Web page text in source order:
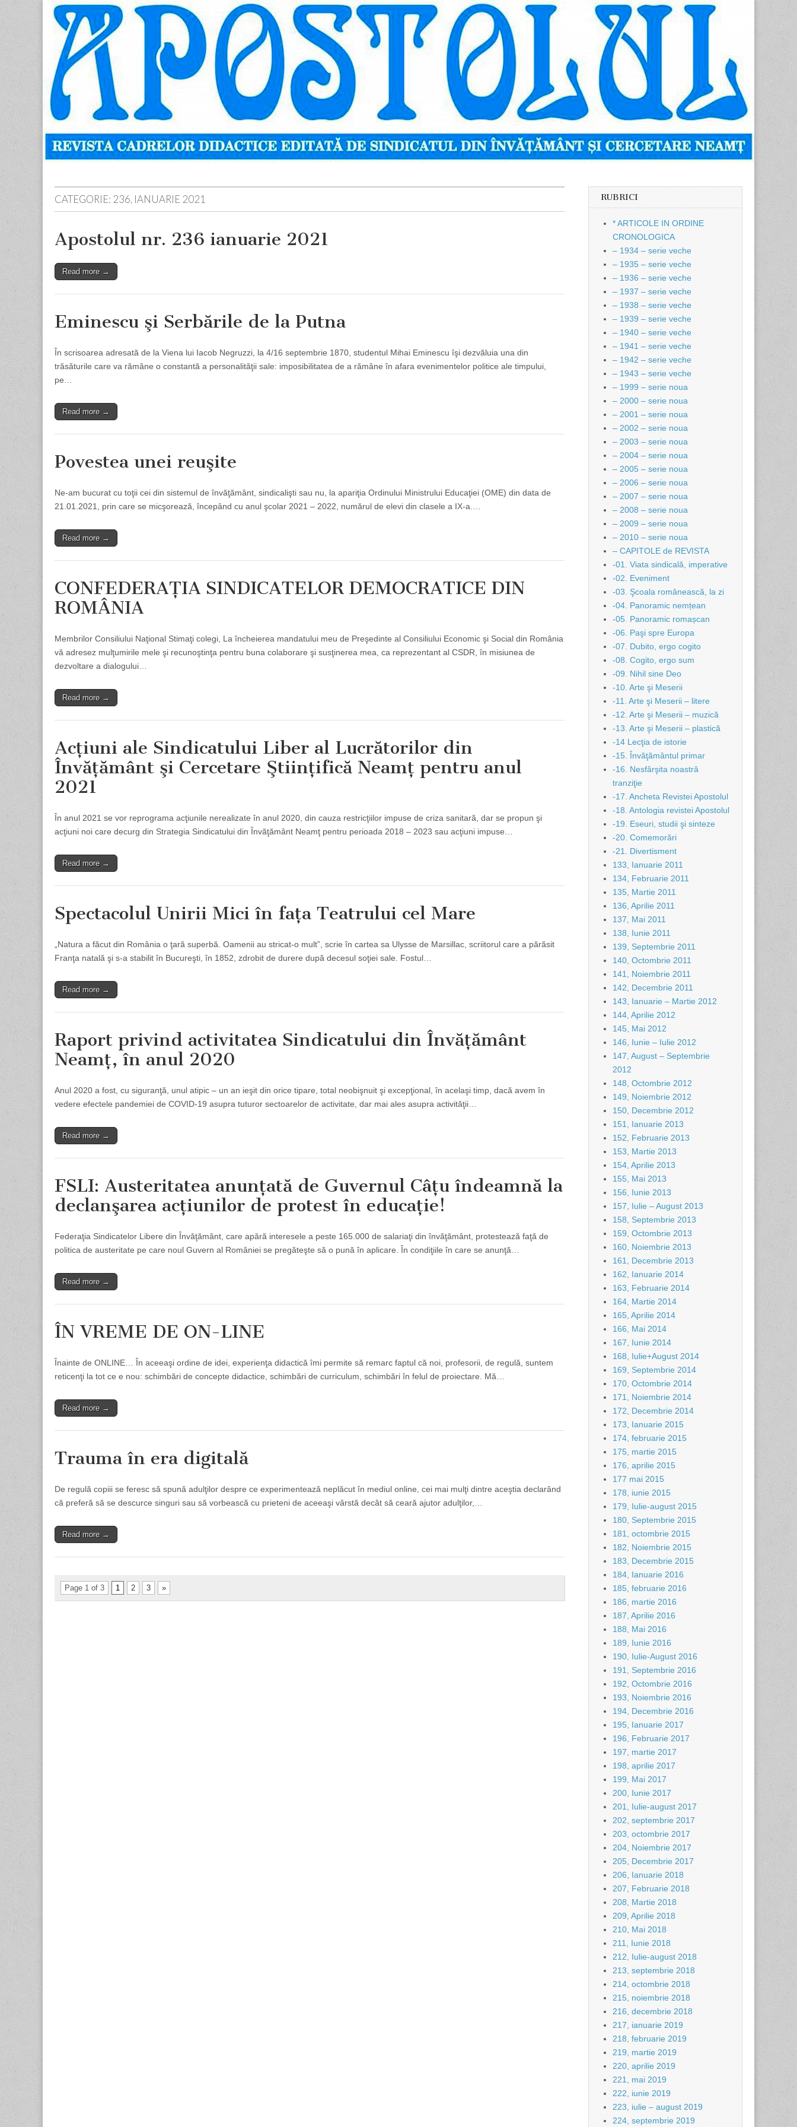
Apostolul
Revista
cadrelor
didactice
din
judetul
Neamt
menu
content
CATEGORIE: 236, IANUARIE 2021
Apostolul nr. 236 ianuarie 2021
Read more →
Eminescu şi Serbările de la Putna
În scrisoarea adresată de la Viena lui Iacob Negruzzi, la 4/16 septembrie 1870, studentul Mihai Eminescu îşi dezvăluia una din
trăsăturile care va rămâne o constantă a personalităţii sale: imposibilitatea de a rămâne în afara evenimentelor politice ale timpului,
pe…
Read more →
Povestea unei reuşite
Ne-am bucurat cu toţii cei din sistemul de învăţământ, sindicalişti sau nu, la apariţia Ordinului Ministrului Educaţiei (OME) din data de
21.01.2021, prin care se micşorează, începând cu anul şcolar 2021 – 2022, numărul de elevi din clasele a IX-a.…
Read more →
CONFEDERAŢIA SINDICATELOR DEMOCRATICE DIN
ROMÂNIA
Membrilor Consiliului Naţional Stimaţi colegi, La încheierea mandatului meu de Preşedinte al Consiliului Economic şi Social din România
vă adresez mulţumirile mele şi recunoştinţa pentru buna colaborare şi susţinerea mea, ca reprezentant al CSDR, în misiunea de
dezvoltare a dialogului…
Read more →
Acţiuni ale Sindicatului Liber al Lucrătorilor din
Învăţământ şi Cercetare Ştiinţifică Neamţ pentru anul
2021
În anul 2021 se vor reprograma acţiunile nerealizate în anul 2020, din cauza restricţiilor impuse de criza sanitară, dar se propun şi
acţiuni noi care decurg din Strategia Sindicatului din Învăţământ Neamţ pentru perioada 2018 – 2023 sau acţiuni impuse…
Read more →
Spectacolul Unirii Mici în faţa Teatrului cel Mare
„Natura a făcut din România o ţară superbă. Oamenii au stricat-o mult”, scrie în cartea sa Ulysse de Marsillac, scriitorul care a părăsit
Franţa natală şi s-a stabilit în Bucureşti, în 1852, zdrobit de durere după decesul soţiei sale. Fostul…
Read more →
Raport privind activitatea Sindicatului din Învăţământ
Neamţ, în anul 2020
Anul 2020 a fost, cu siguranţă, unul atipic – un an ieşit din orice tipare, total neobişnuit şi excepţional, în acelaşi timp, dacă avem în
vedere efectele pandemiei de COVID-19 asupra tuturor sectoarelor de activitate, dar mai ales asupra activităţii…
Read more →
FSLI: Austeritatea anunţată de Guvernul Câţu îndeamnă la
declanşarea acţiunilor de protest în educaţie!
Federaţia Sindicatelor Libere din Învăţământ, care apără interesele a peste 165.000 de salariaţi din învăţământ, protestează faţă de
politica de austeritate pe care noul Guvern al României se pregăteşte să o pună în aplicare. În condiţiile în care se anunţă…
Read more →
ÎN VREME DE ON-LINE
Înainte de ONLINE… În aceeaşi ordine de idei, experienţa didactică îmi permite să remarc faptul că noi, profesorii, de regulă, suntem
reticenţi la tot ce e nou: schimbări de concepte didactice, schimbări de curriculum, schimbări în felul de proiectare. Mă…
Read more →
Trauma în era digitală
De regulă copiii se feresc să spună adulţilor despre ce experimentează neplăcut în mediul online, cei mai mulţi dintre aceştia declarând
că preferă să se descurce singuri sau să vorbească cu prieteni de aceeaşi vârstă decât să ceară ajutor adulţilor,…
Read more →
Page 1 of 3 1 2 3 »
RUBRICI
* ARTICOLE IN ORDINE
CRONOLOGICA
– 1934 – serie veche
– 1935 – serie veche
– 1936 – serie veche
– 1937 – serie veche
– 1938 – serie veche
– 1939 – serie veche
– 1940 – serie veche
– 1941 – serie veche
– 1942 – serie veche
– 1943 – serie veche
– 1999 – serie noua
– 2000 – serie noua
– 2001 – serie noua
– 2002 – serie noua
– 2003 – serie noua
– 2004 – serie noua
– 2005 – serie noua
– 2006 – serie noua
– 2007 – serie noua
– 2008 – serie noua
– 2009 – serie noua
– 2010 – serie noua
– CAPITOLE de REVISTA
-01. Viata sindicală, imperative
-02. Eveniment
-03. Şcoala românească, la zi
-04. Panoramic nemțean
-05. Panoramic romașcan
-06. Paşi spre Europa
-07. Dubito, ergo cogito
-08. Cogito, ergo sum
-09. Nihil sine Deo
-10. Arte şi Meserii
-11. Arte şi Meserii – litere
-12. Arte şi Meserii – muzică
-13. Arte şi Meserii – plastică
-14 Lecţia de istorie
-15. Învăţământul primar
-16. Nesfârşita noastră
tranziţie
-17. Ancheta Revistei Apostolul
-18. Antologia revistei Apostolul
-19. Eseuri, studii şi sinteze
-20. Comemorări
-21. Divertisment
133, Ianuarie 2011
134, Februarie 2011
135, Martie 2011
136, Aprilie 2011
137, Mai 2011
138, Iunie 2011
139, Septembrie 2011
140, Octombrie 2011
141, Noiembrie 2011
142, Decembrie 2011
143, Ianuarie – Martie 2012
144, Aprilie 2012
145, Mai 2012
146, Iunie – Iulie 2012
147, August – Septembrie
2012
148, Octombrie 2012
149, Noiembrie 2012
150, Decembrie 2012
151, Ianuarie 2013
152, Februarie 2013
153, Martie 2013
154, Aprilie 2013
155, Mai 2013
156, Iunie 2013
157, Iulie – August 2013
158, Septembrie 2013
159, Octombrie 2013
160, Noiembrie 2013
161, Decembrie 2013
162, Ianuarie 2014
163, Februarie 2014
164, Martie 2014
165, Aprilie 2014
166, Mai 2014
167, Iunie 2014
168, Iulie+August 2014
169, Septembrie 2014
170, Octombrie 2014
171, Noiembrie 2014
172, Decembrie 2014
173, Ianuarie 2015
174, februarie 2015
175, martie 2015
176, aprilie 2015
177 mai 2015
178, iunie 2015
179, Iulie-august 2015
180, Septembrie 2015
181, octombrie 2015
182, Noiembrie 2015
183, Decembrie 2015
184, Ianuarie 2016
185, februarie 2016
186, martie 2016
187, Aprilie 2016
188, Mai 2016
189, Iunie 2016
190, Iulie-August 2016
191, Septembrie 2016
192, Octombrie 2016
193, Noiembrie 2016
194, Decembrie 2016
195, Ianuarie 2017
196, Februarie 2017
197, martie 2017
198, aprilie 2017
199, Mai 2017
200, Iunie 2017
201, Iulie-august 2017
202, septembrie 2017
203, octombrie 2017
204, Noiembrie 2017
205, Decembrie 2017
206, Ianuarie 2018
207, Februarie 2018
208, Martie 2018
209, Aprilie 2018
210, Mai 2018
211, Iunie 2018
212, Iulie-august 2018
213, septembrie 2018
214, octombrie 2018
215, noiembrie 2018
216, decembrie 2018
217, ianuarie 2019
218, februarie 2019
219, martie 2019
220, aprilie 2019
221, mai 2019
222, iunie 2019
223, iulie – august 2019
224, septembrie 2019